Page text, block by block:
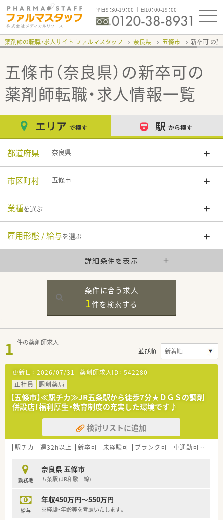
平日9：30-19：00 土日10：00-19：00
薬剤師の転職・求人サイト ファルマスタッフ 奈良県 五條市 新卒可
五條市（奈良県）の新卒可の
薬剤師転職・求人情報一覧
エリア で探す 駅 から探す
都道府県 奈良県
市区町村 五條市
業種を選ぶ
雇用形態 / 給与を選ぶ
詳細条件を表示
条件に合う求人
1件を検索する
1 件の薬剤師求人
並び順
更新日： 2026/07/31 薬剤師求人ID： 542280
正社員
調剤薬局
【五條市】≪駅チカ≫JR五条駅から徒歩7分★ＤＧＳの調剤
併設店！福利厚生・教育制度の充実した環境です♪
検討リストに追加
駅チカ 週32h以上 新卒可 未経験可 ブランク可 車通勤可
勤務地
奈良県 五條市
五条駅 (JR和歌山線)
給与
年収450万円～550万円
※経験・年齢等を考慮いたします。